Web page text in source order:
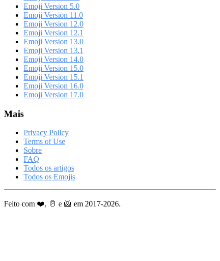
Emoji Version 5.0
Emoji Version 11.0
Emoji Version 12.0
Emoji Version 12.1
Emoji Version 13.0
Emoji Version 13.1
Emoji Version 14.0
Emoji Version 15.0
Emoji Version 15.1
Emoji Version 16.0
Emoji Version 17.0
Mais
Privacy Policy
Terms of Use
Sobre
FAQ
Todos os artigos
Todos os Emojis
Feito com ❤️, 🥛 e 🐹 em 2017-2026.